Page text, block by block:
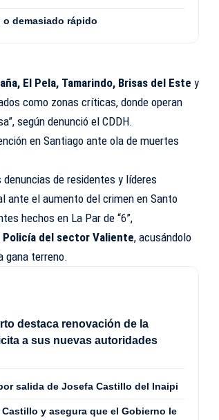
demasiado rápido
El Pela, Tamarindo, Brisas del Este y
como zonas críticas, donde operan
según denunció el CDDH.
en Santiago ante ola de muertes
de residentes y líderes
ante el aumento del crimen en Santo
hechos en La Par de “6”,
Policía del sector Valiente, acusándolo
gana terreno.
destaca renovación de la
a sus nuevas autoridades
salida de Josefa Castillo del Inaipi
y asegura que el Gobierno le